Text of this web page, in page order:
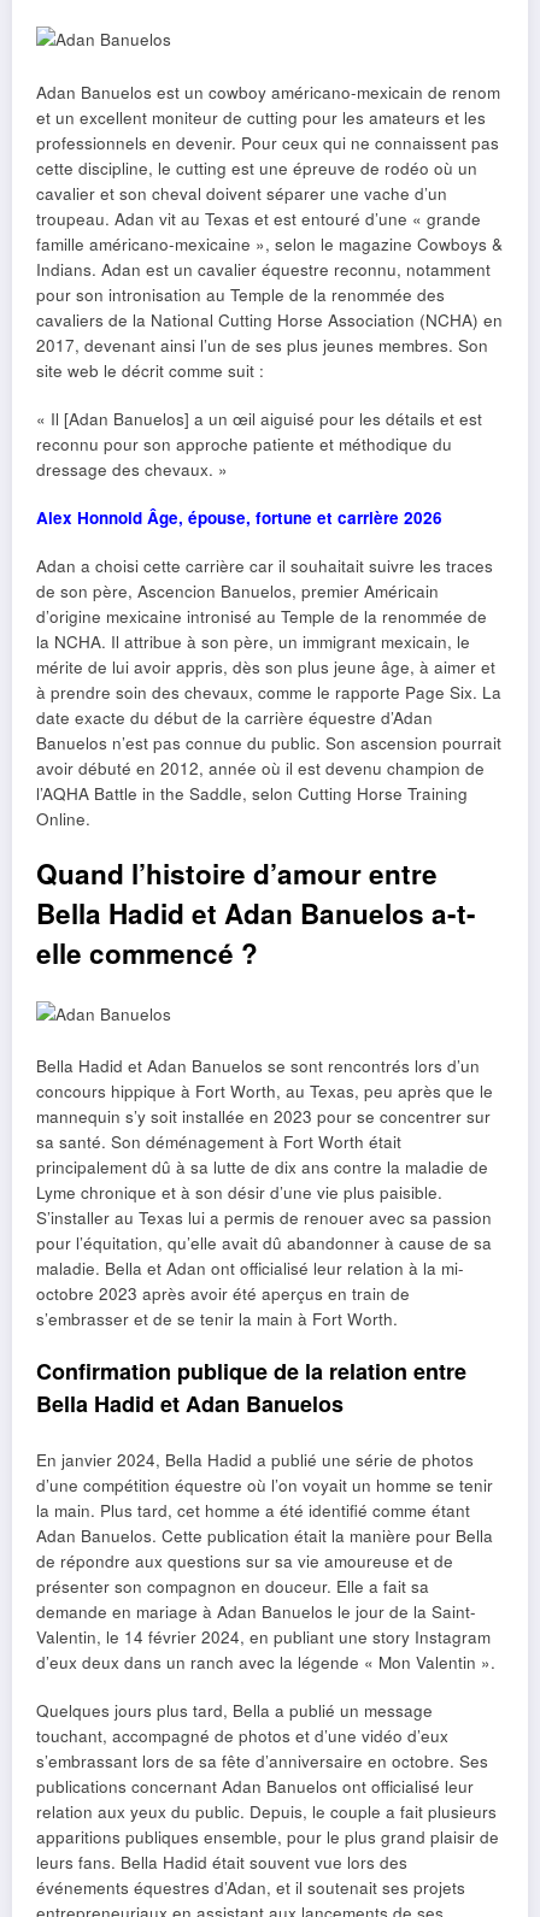
Adan Banuelos est un cowboy américano-mexicain de renom
et un excellent moniteur de cutting pour les amateurs et les
professionnels en devenir. Pour ceux qui ne connaissent pas
cette discipline, le cutting est une épreuve de rodéo où un
cavalier et son cheval doivent séparer une vache d’un
troupeau. Adan vit au Texas et est entouré d’une « grande
famille américano-mexicaine », selon le magazine Cowboys &
Indians. Adan est un cavalier équestre reconnu, notamment
pour son intronisation au Temple de la renommée des
cavaliers de la National Cutting Horse Association (NCHA) en
2017, devenant ainsi l’un de ses plus jeunes membres. Son
site web le décrit comme suit :
« Il [Adan Banuelos] a un œil aiguisé pour les détails et est
reconnu pour son approche patiente et méthodique du
dressage des chevaux. »
Alex Honnold Âge, épouse, fortune et carrière 2026
Adan a choisi cette carrière car il souhaitait suivre les traces
de son père, Ascencion Banuelos, premier Américain
d’origine mexicaine intronisé au Temple de la renommée de
la NCHA. Il attribue à son père, un immigrant mexicain, le
mérite de lui avoir appris, dès son plus jeune âge, à aimer et
à prendre soin des chevaux, comme le rapporte Page Six. La
date exacte du début de la carrière équestre d’Adan
Banuelos n’est pas connue du public. Son ascension pourrait
avoir débuté en 2012, année où il est devenu champion de
l’AQHA Battle in the Saddle, selon Cutting Horse Training
Online.
Quand l’histoire d’amour entre
Bella Hadid et Adan Banuelos a-t-
elle commencé ?
Bella Hadid et Adan Banuelos se sont rencontrés lors d’un
concours hippique à Fort Worth, au Texas, peu après que le
mannequin s’y soit installée en 2023 pour se concentrer sur
sa santé. Son déménagement à Fort Worth était
principalement dû à sa lutte de dix ans contre la maladie de
Lyme chronique et à son désir d’une vie plus paisible.
S’installer au Texas lui a permis de renouer avec sa passion
pour l’équitation, qu’elle avait dû abandonner à cause de sa
maladie. Bella et Adan ont officialisé leur relation à la mi-
octobre 2023 après avoir été aperçus en train de
s’embrasser et de se tenir la main à Fort Worth.
Confirmation publique de la relation entre
Bella Hadid et Adan Banuelos
En janvier 2024, Bella Hadid a publié une série de photos
d’une compétition équestre où l’on voyait un homme se tenir
la main. Plus tard, cet homme a été identifié comme étant
Adan Banuelos. Cette publication était la manière pour Bella
de répondre aux questions sur sa vie amoureuse et de
présenter son compagnon en douceur. Elle a fait sa
demande en mariage à Adan Banuelos le jour de la Saint-
Valentin, le 14 février 2024, en publiant une story Instagram
d’eux deux dans un ranch avec la légende « Mon Valentin ».
Quelques jours plus tard, Bella a publié un message
touchant, accompagné de photos et d’une vidéo d’eux
s’embrassant lors de sa fête d’anniversaire en octobre. Ses
publications concernant Adan Banuelos ont officialisé leur
relation aux yeux du public. Depuis, le couple a fait plusieurs
apparitions publiques ensemble, pour le plus grand plaisir de
leurs fans. Bella Hadid était souvent vue lors des
événements équestres d’Adan, et il soutenait ses projets